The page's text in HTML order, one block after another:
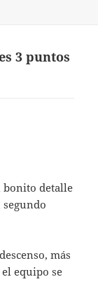
3 puntos
bonito detalle
más
equipo se